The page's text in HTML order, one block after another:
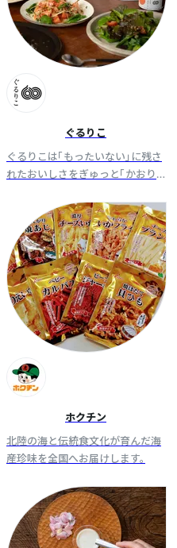
ぐるりこ
ぐるりこは「もったいない」に残さ
れたおいしさをぎゅっと「かおり」
料。独自の乾燥技術でかくれフー
ドロス食材をアップサイクルして
います。
ホクチン
北陸の海と伝統食文化が育んだ海
産珍味を全国へお届けします。